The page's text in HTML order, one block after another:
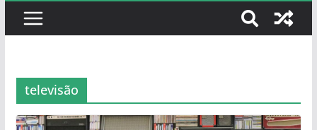
televisão